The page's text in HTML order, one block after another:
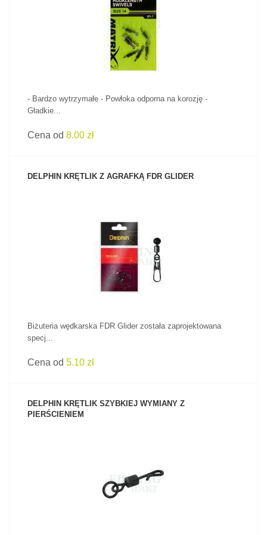
ZOBACZ PRODUKT
- Bardzo wytrzymałe - Powłoka odporna na korozję -
Gładkie...
Cena od 8.00 zł
DELPHIN KRĘTLIK Z AGRAFKĄ FDR GLIDER
ZOBACZ PRODUKT
Biżuteria wędkarska FDR Glider została zaprojektowana
specj...
Cena od 5.10 zł
DELPHIN KRĘTLIK SZYBKIEJ WYMIANY Z
PIERŚCIENIEM